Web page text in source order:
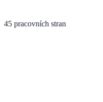
45 pracovních stran